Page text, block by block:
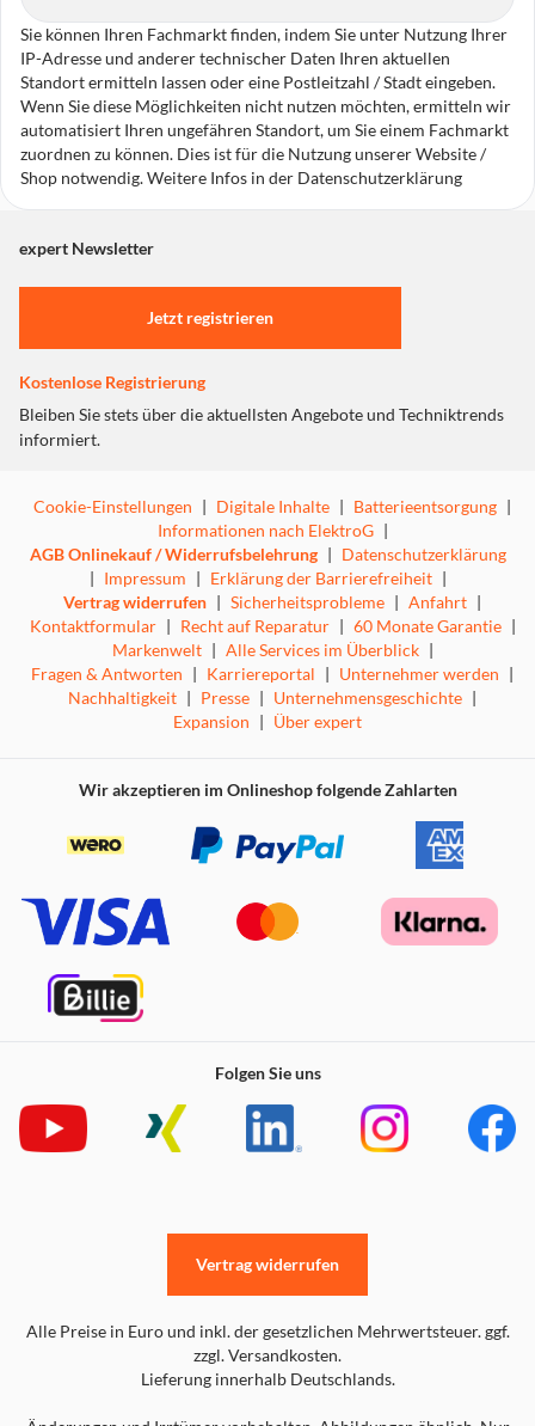
Sie können Ihren Fachmarkt finden, indem Sie unter Nutzung Ihrer
IP-Adresse und anderer technischer Daten Ihren aktuellen
Standort ermitteln lassen oder eine Postleitzahl / Stadt eingeben.
Wenn Sie diese Möglichkeiten nicht nutzen möchten, ermitteln wir
automatisiert Ihren ungefähren Standort, um Sie einem Fachmarkt
zuordnen zu können. Dies ist für die Nutzung unserer Website /
Shop notwendig. Weitere Infos in der Datenschutzerklärung
expert Newsletter
Jetzt registrieren
Kostenlose Registrierung
Bleiben Sie stets über die aktuellsten Angebote und Techniktrends
informiert.
Cookie-Einstellungen | Digitale Inhalte | Batterieentsorgung |
Informationen nach ElektroG |
AGB Onlinekauf / Widerrufsbelehrung | Datenschutzerklärung
| Impressum | Erklärung der Barrierefreiheit |
Vertrag widerrufen | Sicherheitsprobleme | Anfahrt |
Kontaktformular | Recht auf Reparatur | 60 Monate Garantie |
Markenwelt | Alle Services im Überblick |
Fragen & Antworten | Karriereportal | Unternehmer werden |
Nachhaltigkeit | Presse | Unternehmensgeschichte |
Expansion | Über expert
Wir akzeptieren im Onlineshop folgende Zahlarten
Folgen Sie uns
Alle Preise in Euro und inkl. der gesetzlichen Mehrwertsteuer. ggf.
zzgl. Versandkosten.
Lieferung innerhalb Deutschlands.
Vertrag widerrufen